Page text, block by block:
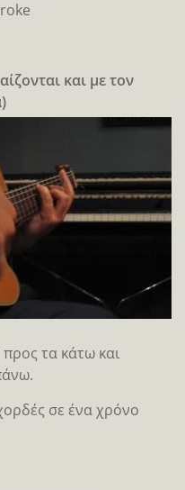
και με τον
τα κάτω και
σε ένα χρόνο